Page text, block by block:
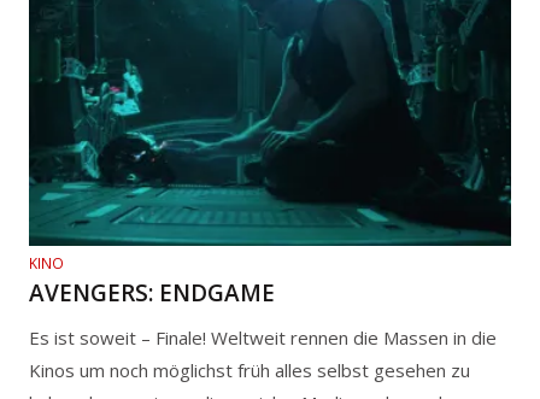
KINO
AVENGERS: ENDGAME
Es ist soweit – Finale! Weltweit rennen die Massen in die
Kinos um noch möglichst früh alles selbst gesehen zu